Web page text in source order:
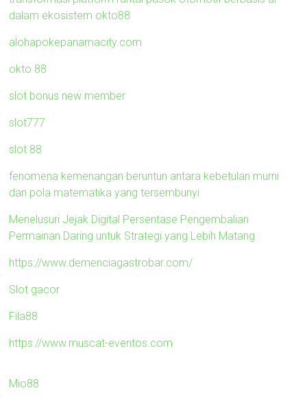
dalam ekosistem okto88
alohapokepanamacity.com
okto 88
slot bonus new member
slot777
slot 88
fenomena kemenangan beruntun antara kebetulan murni
dan pola matematika yang tersembunyi
Menelusuri Jejak Digital Persentase Pengembalian
Permainan Daring untuk Strategi yang Lebih Matang
https://www.demenciagastrobar.com/
Slot gacor
Fila88
https://www.muscat-eventos.com
Mio88